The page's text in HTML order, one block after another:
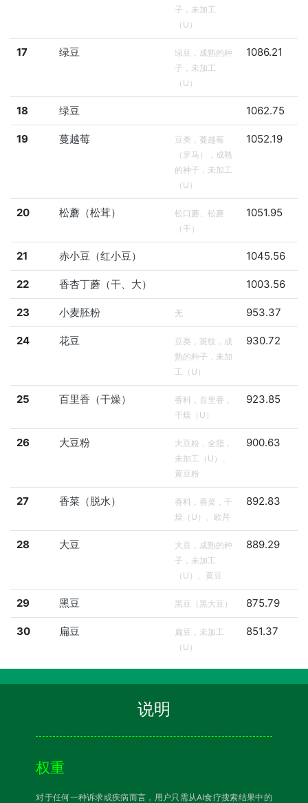
子，未加工
（U）
17 绿豆
绿豆，成熟的种
子，未加工
（U）
1086.21
18 绿豆 1062.75
19 蔓越莓
豆类，蔓越莓
（罗马），成熟
的种子，未加工
（U）
1052.19
20 松蘑（松茸）
松口蘑、松蘑
（干）
1051.95
21 赤小豆（红小豆） 1045.56
22 香杏丁蘑（干、大） 1003.56
23 小麦胚粉 无 953.37
24 花豆
豆类，斑纹，成
熟的种子，未加
工（U）
930.72
25 百里香（干燥）
香料，百里香，
干燥（U）
923.85
26 大豆粉
大豆粉，全脂，
未加工（U）、
黄豆粉
900.63
27 香菜（脱水）
香料，香菜，干
燥（U）、欧芹
892.83
28 大豆
大豆，成熟的种
子，未加工
（U）、黄豆
889.29
29 黑豆 黑豆（黑大豆） 875.79
30 扁豆
扁豆，未加工
（U）
851.37
说明
权重
对于任何一种诉求或疾病而言，用户只需从AI食疗搜索结果中的